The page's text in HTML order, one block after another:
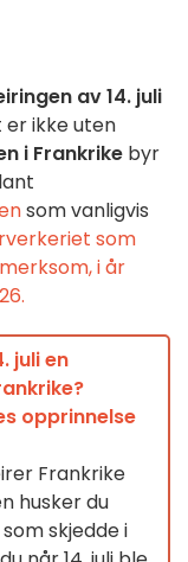
av 14. juli
er ikke uten
i Frankrike byr
som vanligvis
som
i år
juli en
opprinnelse
Frankrike
husker du
skjedde i